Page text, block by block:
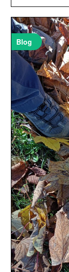
Blog